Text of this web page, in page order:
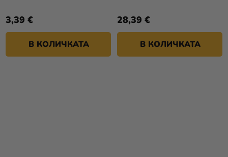
3,39 €
В КОЛИЧКАТА
28,39 €
В КОЛИЧКАТА